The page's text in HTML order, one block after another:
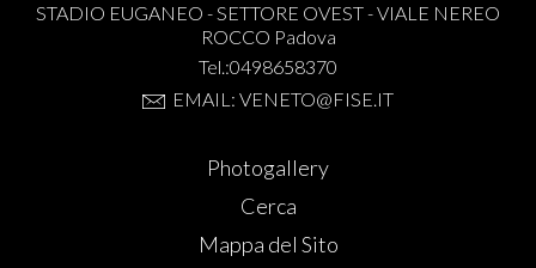
STADIO EUGANEO - SETTORE OVEST - VIALE NEREO
ROCCO Padova
Tel.:0498658370
EMAIL: VENETO@FISE.IT
Photogallery
Cerca
Mappa del Sito